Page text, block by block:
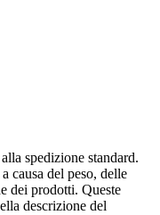
spedizione standard.
causa del peso, delle
dei prodotti. Queste
descrizione del